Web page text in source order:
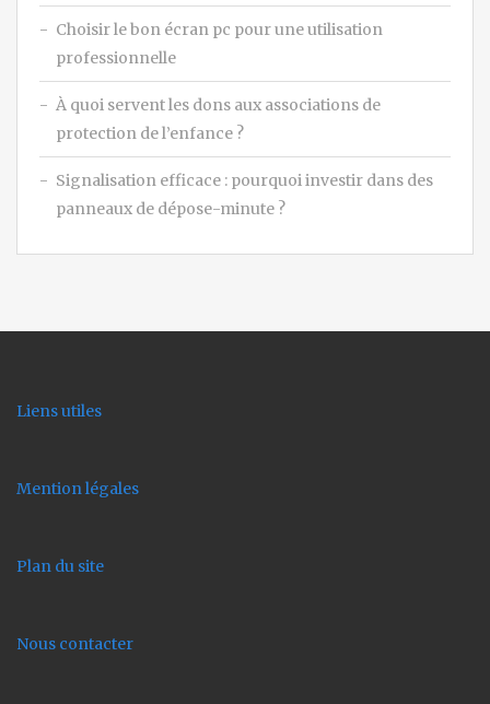
Choisir le bon écran pc pour une utilisation
professionnelle
À quoi servent les dons aux associations de
protection de l’enfance ?
Signalisation efficace : pourquoi investir dans des
panneaux de dépose-minute ?
Liens utiles
Mention légales
Plan du site
Nous contacter